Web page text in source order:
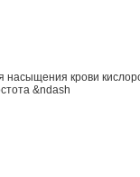
насыщения крови
&ndash